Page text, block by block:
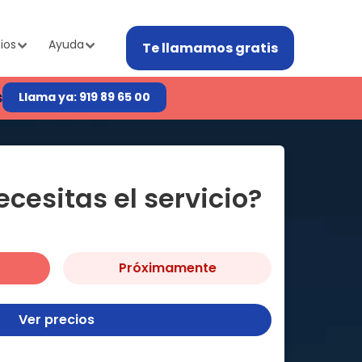
Ayuda Te llamamos gratis
Llama ya: 919 89 65 00
el servicio?
Próximamente
Ver precios